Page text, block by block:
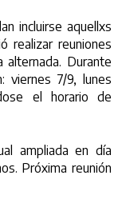
incluirse aquellxs
realizar reuniones
Durante
viernes 7/9, lunes
el horario de
ampliada en día
Próxima reunión